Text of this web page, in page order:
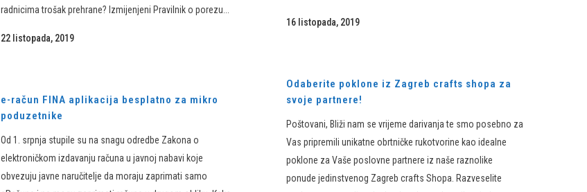
radnicima trošak prehrane? Izmijenjeni Pravilnik o porezu...
22 listopada, 2019
16 listopada, 2019
Odaberite poklone iz Zagreb crafts shopa za
svoje partnere!
Poštovani, Bliži nam se vrijeme darivanja te smo posebno za
Vas pripremili unikatne obrtničke rukotvorine kao idealne
poklone za Vaše poslovne partnere iz naše raznolike
ponude jedinstvenog Zagreb crafts Shopa. Razveselite
e-račun FINA aplikacija besplatno za mikro
poduzetnike
Od 1. srpnja stupile su na snagu odredbe Zakona o
elektroničkom izdavanju računa u javnoj nabavi koje
obvezuju javne naručitelje da moraju zaprimati samo